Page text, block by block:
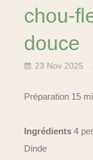
chou-
douce
23 Nov 2025
Préparation 15
Ingrédients 4
Dinde